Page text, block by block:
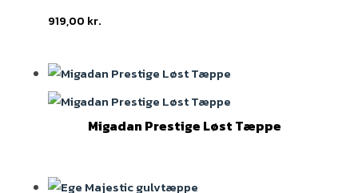
919,00 kr.
Migadan Prestige Løst Tæppe